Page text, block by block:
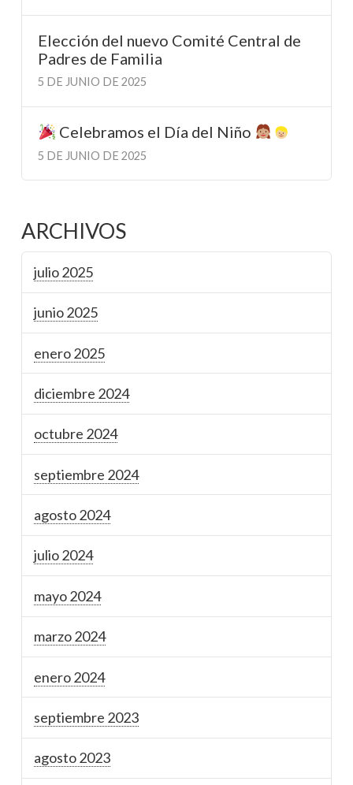
Elección del nuevo Comité Central de
Padres de Familia
5 DE JUNIO DE 2025
Celebramos el Día del Niño
5 DE JUNIO DE 2025
ARCHIVOS
julio 2025
junio 2025
enero 2025
diciembre 2024
octubre 2024
septiembre 2024
agosto 2024
julio 2024
mayo 2024
marzo 2024
enero 2024
septiembre 2023
agosto 2023